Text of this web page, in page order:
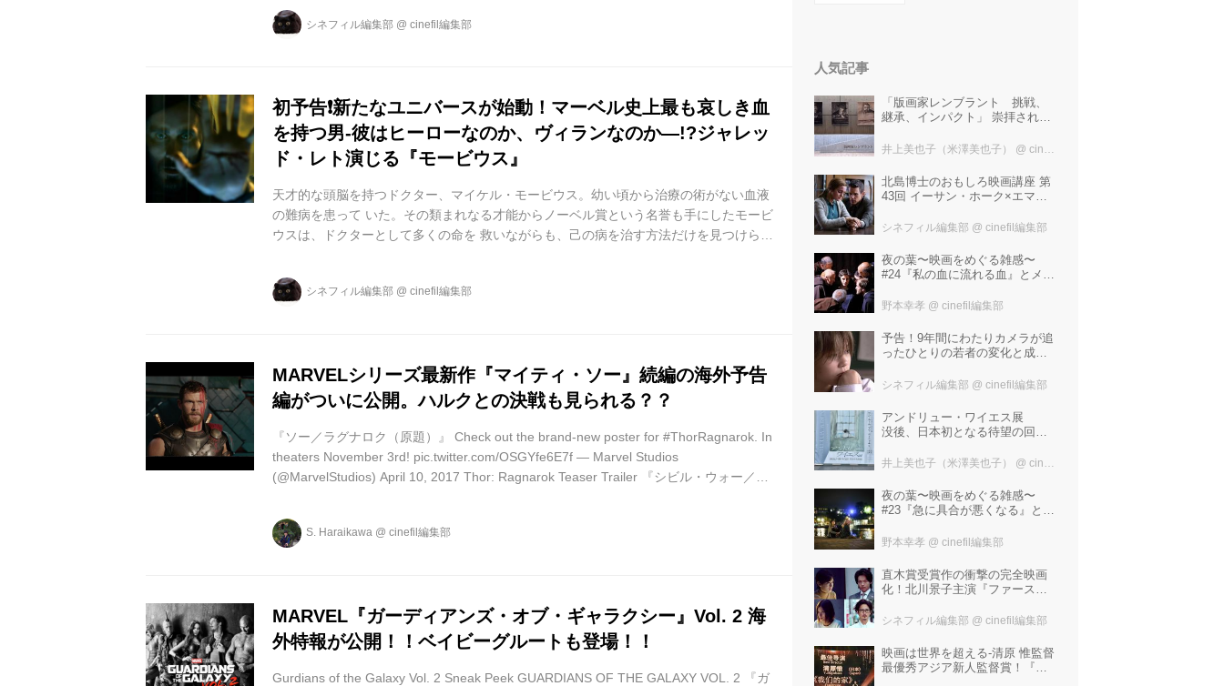
ズナアイと、サポート MC の杉山すぴ豊がマーベル最新作『モービウス』についてトー
クを繰り広げる中、**ジャレッド・レトが VTR でサプライズ登場。 「東京コミコン、キ
シネフィル編集部 @ cinefil編集部
初予告❗️新たなユニバースが始動！マーベル史上最も哀しき血
を持つ男-彼はヒーローなのか、ヴィランなのか―!?ジャレッ
ド・レト演じる『モービウス』
天才的な頭脳を持つドクター、マイケル・モービウス。幼い頃から治療の術がない血液
の難病を患って いた。その類まれなる才能からノーベル賞という名誉も手にしたモービ
ウスは、ドクターとして多くの命を 救いながらも、己の病を治す方法だけを見つけられ
モービウスは、コウモリの血清を使い、自らの体の人体実験に手を 染めていく。その代
償を知らないままに――。 米コミックス倫理委員会はコミックにおけるヴァンパイアの
シネフィル編集部 @ cinefil編集部
MARVELシリーズ最新作『マイティ・ソー』続編の海外予告
編がついに公開。ハルクとの決戦も見られる？？
『ソー／ラグナロク（原題）』 Check out the brand-new poster for #ThorRagnarok. In
theaters November 3rd! pic.twitter.com/OSGYfe6E7f — Marvel Studios
(@MarvelStudios) April 10, 2017 Thor: Ragnarok Teaser Trailer 『シビル・ウォー／キ
ンタリー動画。 アベンジャーズが史上最強の敵“サノス”にいよいよ立ち向かう『アベン
ジャーズ：インフ...
S. Haraikawa @ cinefil編集部
MARVEL『ガーディアンズ・オブ・ギャラクシー』Vol. 2 海
外特報が公開！！ベイビーグルートも登場！！
Gurdians of the Galaxy Vol. 2 Sneak Peek GUARDIANS OF THE GALAXY VOL. 2 『ガ
人気記事
「版画家レンブラント 挑戦、
継承、インパクト」 崇拝され、
た版画技法！ 国立西洋美術館に
井上美也子（米澤美也子） @ cinefil編集部
北島博士のおもしろ映画講座 第
43回 イーサン・ホーク×エマ・
仕掛ける、実話に基づく衝撃の
ン』！
シネフィル編集部 @ cinefil編集部
夜の葉〜映画をめぐる雑感〜
#24『私の血に流れる血』とメタ
野本幸孝 @ cinefil編集部
予告！9年間にわたりカメラが追
ったひとりの若者の変化と成長
戻るとき 空と木の実の9年間』
シネフィル編集部 @ cinefil編集部
アンドリュー・ワイエス展
没後、日本初となる待望の回顧
は？ 独自の精神世界を描く 豊
23日まで開催！
井上美也子（米澤美也子） @ cinefil編集部
夜の葉〜映画をめぐる雑感〜
#23『急に具合が悪くなる』と宮
が悪くなる』
野本幸孝 @ cinefil編集部
直木賞受賞作の衝撃の完全映画
化！北川景子主演『ファースト
化学反応」と絶賛した追加キャ
塚洋介！
シネフィル編集部 @ cinefil編集部
映画は世界を超える-清原 惟監督
最優秀アジア新人監督賞！『わ